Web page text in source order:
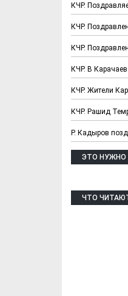
КЧР.
КЧР.
КЧР.
КЧР. В
КЧР. Жители
КЧР. Рашид
Р. Кадыров
ЭТО НУЖНО
ЧТО
Х.
из